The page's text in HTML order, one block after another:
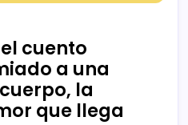
cuento
a una
la
que llega